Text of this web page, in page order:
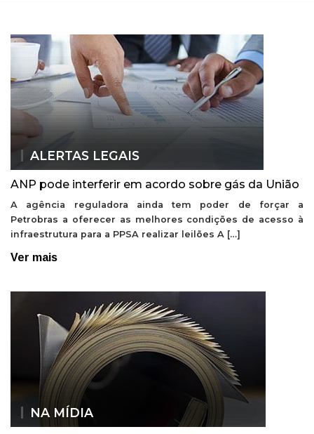
ALERTAS LEGAIS
ANP pode interferir em acordo sobre gás da União
A agência reguladora ainda tem poder de forçar a
Petrobras a oferecer as melhores condições de acesso à
infraestrutura para a PPSA realizar leilões A […]
Ver mais
NA MÍDIA